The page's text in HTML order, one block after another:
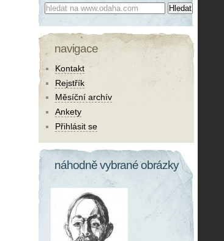
Co hledat:
navigace
Kontakt
Rejstřík
Měsíční archív
Ankety
Přihlásit se
náhodně vybrané obrázky